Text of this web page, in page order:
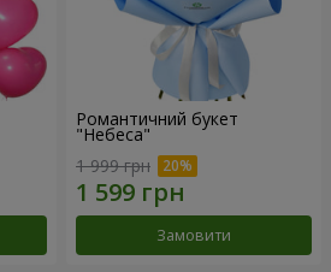
Романтичний букет
"Небеса"
1 999 грн
Замовити